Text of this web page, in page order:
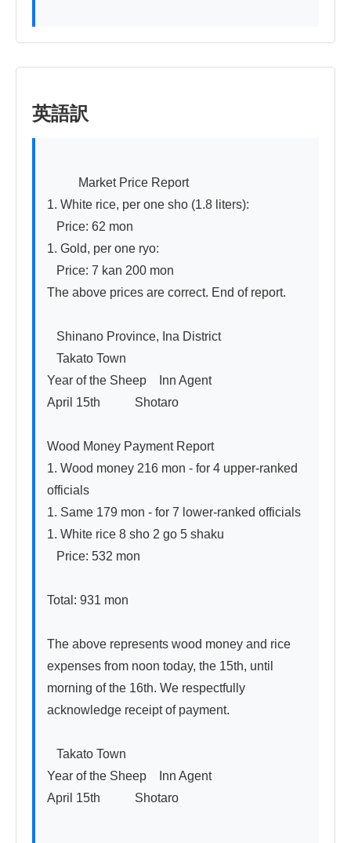
英語訳
1. White rice, per one sho (1.8 liters):
1. Gold, per one ryo:
The above prices are correct. End of report.
Year of the Sheep    Inn Agent
April 15th           Shotaro
Wood Money Payment Report
1. Wood money 216 mon - for 4 upper-ranked
officials
1. Same 179 mon - for 7 lower-ranked officials
1. White rice 8 sho 2 go 5 shaku
Total: 931 mon
The above represents wood money and rice
expenses from noon today, the 15th, until
morning of the 16th. We respectfully
acknowledge receipt of payment.
Year of the Sheep    Inn Agent
April 15th           Shotaro